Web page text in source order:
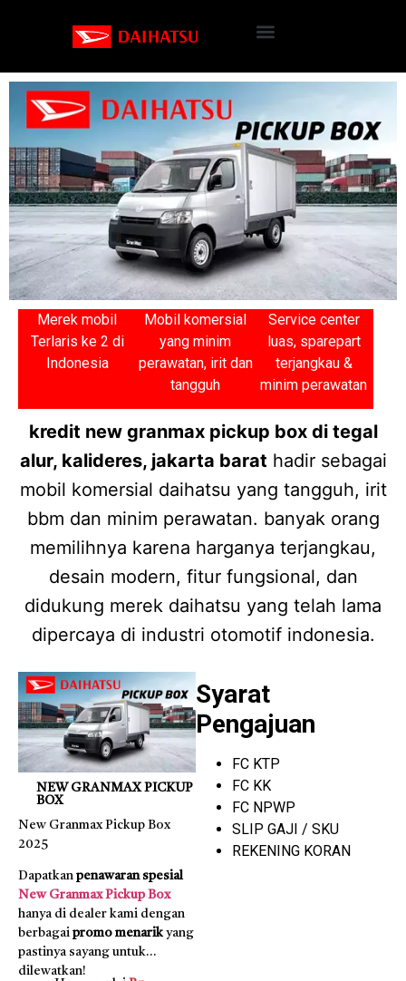
Merek mobil
Terlaris ke 2 di
Indonesia
Mobil komersial
yang minim
perawatan, irit dan
tangguh
Service center
luas, sparepart
terjangkau &
minim perawatan
kredit new granmax pickup box di tegal
alur, kalideres, jakarta barat hadir sebagai
mobil komersial daihatsu yang tangguh, irit
bbm dan minim perawatan. banyak orang
memilihnya karena harganya terjangkau,
desain modern, fitur fungsional, dan
didukung merek daihatsu yang telah lama
dipercaya di industri otomotif indonesia.
NEW GRANMAX PICKUP
BOX
New Granmax Pickup Box
2025
Dapatkan penawaran spesial
New Granmax Pickup Box
hanya di dealer kami dengan
berbagai promo menarik yang
pastinya sayang untuk
dilewatkan!
Syarat
Pengajuan
FC KTP
FC KK
FC NPWP
SLIP GAJI / SKU
REKENING KORAN